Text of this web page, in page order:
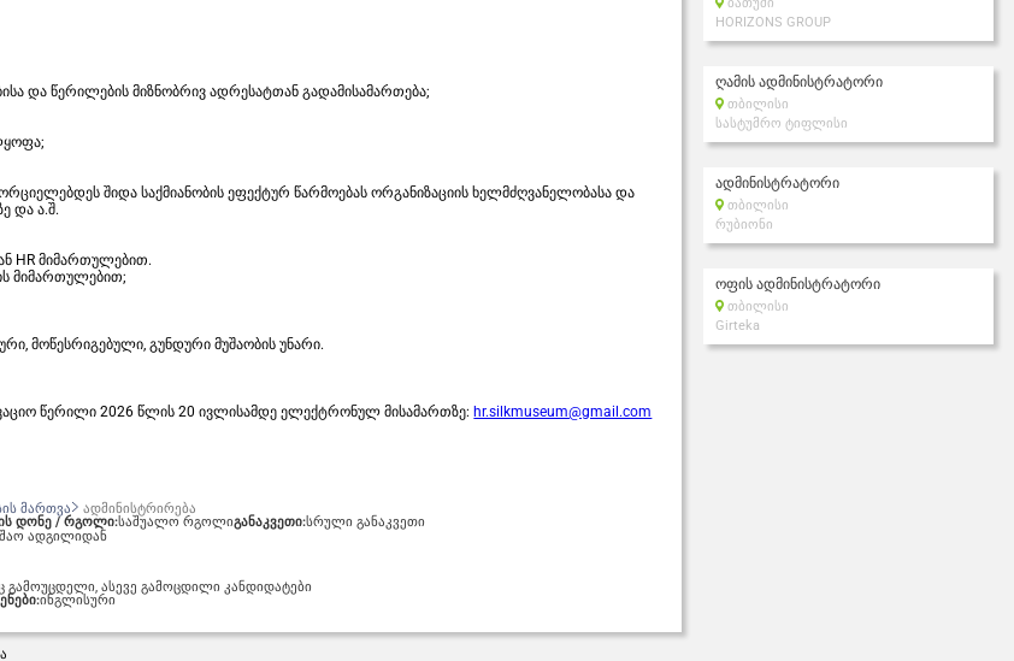
მართვა ადმინისტრირება
დონე / რგოლი:საშუალო რგოლიგანაკვეთი:სრული განაკვეთი
ადგილიდან
ასევე გამოცდილი კანდიდატები
ენები:ინგლისური
და წერილების მიზნობრივ ადრესატთან გადამისამართება;
შიდა საქმიანობის ეფექტურ წარმოებას ორგანიზაციის ხელმძღვანელობასა და
და ა.შ.
HR მიმართულებით.
მიმართულებით;
მოწესრიგებული, გუნდური მუშაობის უნარი.
წერილი 2026 წლის 20 ივლისამდე ელექტრონულ მისამართზე: hr.silkmuseum@gmail.com
HORIZONS GROUP
ღამის ადმინისტრატორი
თბილისი
სასტუმრო ტიფლისი
ადმინისტრატორი
თბილისი
რუბიონი
ოფის ადმინისტრატორი
თბილისი
Girteka